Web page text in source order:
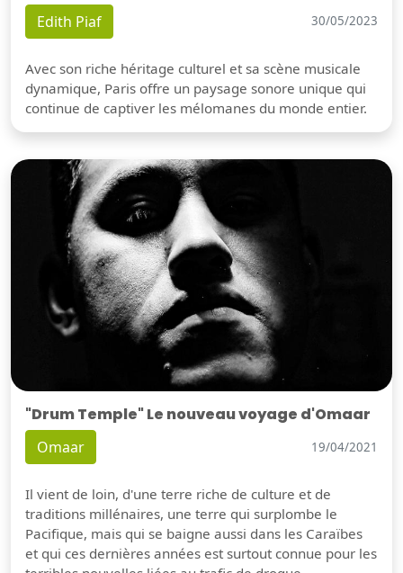
Edith Piaf 30/05/2023
Avec son riche héritage culturel et sa scène musicale
dynamique, Paris offre un paysage sonore unique qui
continue de captiver les mélomanes du monde entier.
"Drum Temple" Le nouveau voyage d'Omaar
Omaar 19/04/2021
Il vient de loin, d'une terre riche de culture et de
traditions millénaires, une terre qui surplombe le
Pacifique, mais qui se baigne aussi dans les Caraïbes
et qui ces dernières années est surtout connue pour les